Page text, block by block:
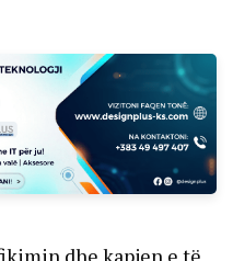
dhe kapjen e të